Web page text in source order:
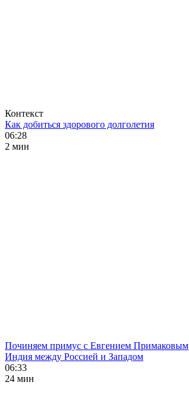
Контекст
Как добиться здорового долголетия
06:28
2 мин
Починяем примус с Евгением Примаковым
Индия между Россией и Западом
06:33
24 мин